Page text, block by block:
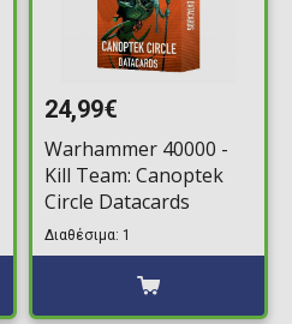
24,99€
Warhammer 40000 -
Kill Team: Canoptek
Circle Datacards
Διαθέσιμα: 1